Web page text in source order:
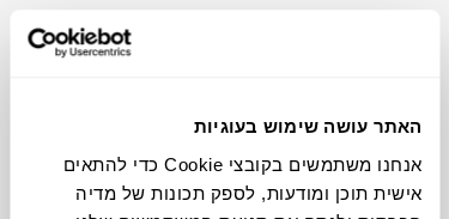
האתר עושה שימוש בעוגיות
אנחנו משתמשים בקובצי Cookie כדי להתאים
אישית תוכן ומודעות, לספק תכונות של מדיה
תוכלו למצוא אותי ב: